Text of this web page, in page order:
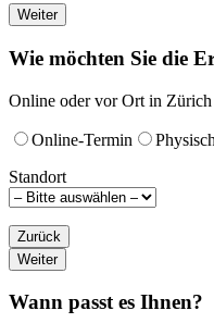
Weiter
Wie möchten Sie die
Online oder vor Ort in Zürich
Online-Termin
Standort
Zurück
Weiter
Wann passt es Ihnen?